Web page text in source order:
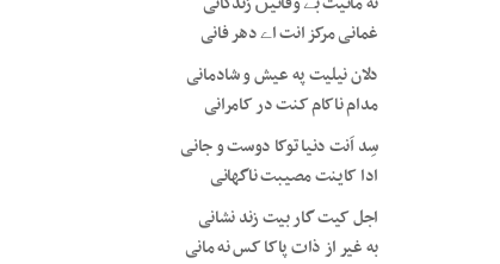
غمانی مرکز انت اے دهر فانی
دلان نیلیت په عیش و شادمانی
مدام ناکام کنت در کامرانی
سِد اَنت دنیا توکا دوست و جانی
ادا کاینت مصیبت ناگهانی
اجل کیت گار بیت زند نشانی
به غیر از ذات پاکا کس نه مانی